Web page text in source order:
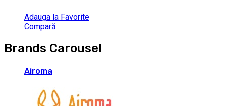
Adauga la Favorite
Compară
Brands Carousel
Airoma